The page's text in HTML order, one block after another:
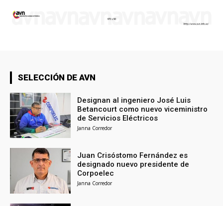
SELECCIÓN DE AVN
Designan al ingeniero José Luis
Betancourt como nuevo viceministro
de Servicios Eléctricos
Janna Corredor
Juan Crisóstomo Fernández es
designado nuevo presidente de
Corpoelec
Janna Corredor